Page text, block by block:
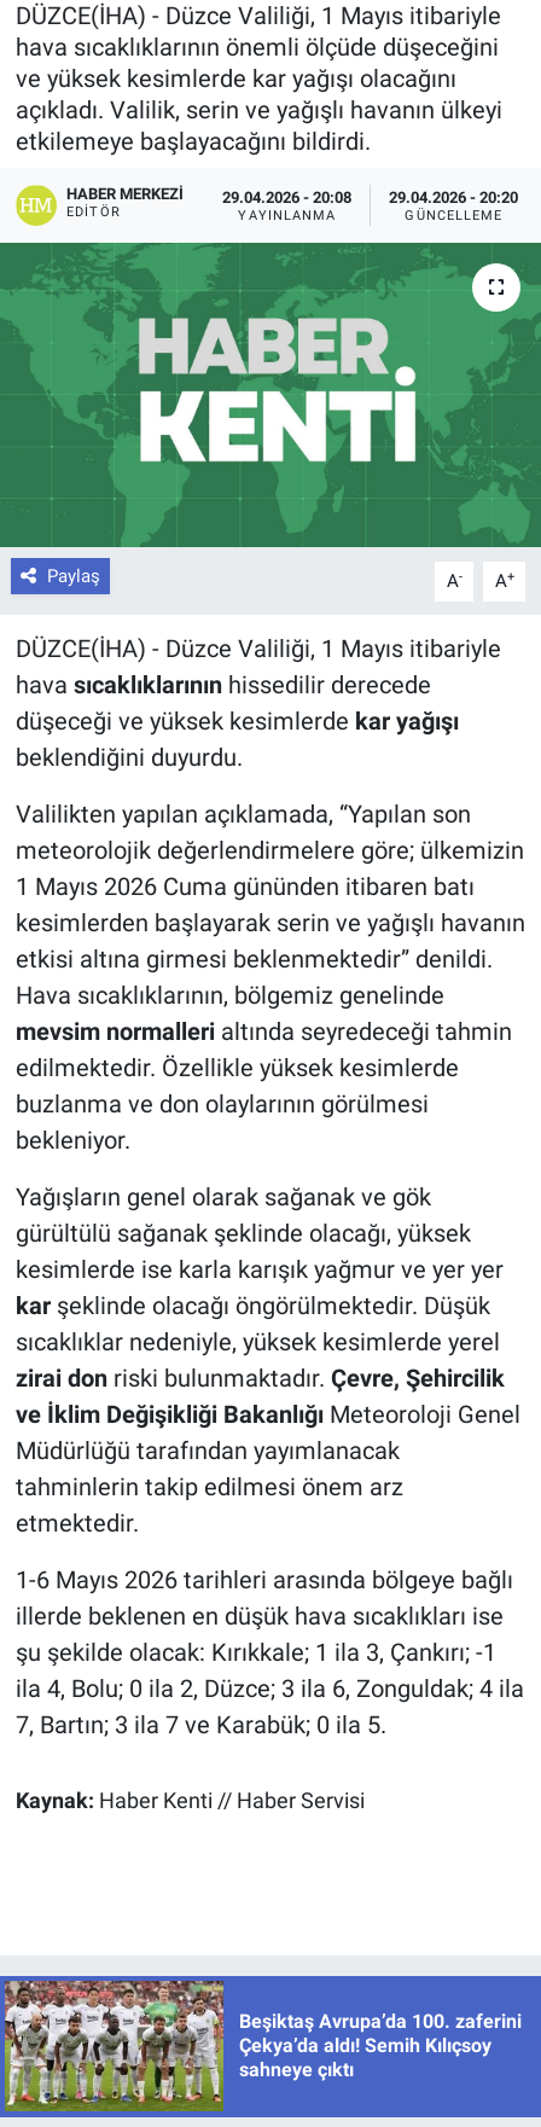
DÜZCE(İHA) - Düzce Valiliği, 1 Mayıs itibariyle
hava sıcaklıklarının önemli ölçüde düşeceğini
ve yüksek kesimlerde kar yağışı olacağını
açıkladı. Valilik, serin ve yağışlı havanın ülkeyi
etkilemeye başlayacağını bildirdi.
HABER MERKEZI
EDITÖR
29.04.2026 - 20:08
YAYINLANMA
29.04.2026 - 20:20
GÜNCELLEME
Paylaş A- A+
DÜZCE(İHA) - Düzce Valiliği, 1 Mayıs itibariyle
hava sıcaklıklarınınhissedilir derecede
düşeceği ve yüksek kesimlerde kar yağışı
beklendiğini duyurdu.
Valilikten yapılan açıklamada, “Yapılan son
meteorolojik değerlendirmelere göre; ülkemizin
1 Mayıs 2026 Cuma gününden itibaren batı
kesimlerden başlayarak serin ve yağışlı havanın
etkisi altına girmesi beklenmektedir” denildi.
Hava sıcaklıklarının, bölgemiz genelinde
mevsim normallerialtında seyredeceği tahmin
edilmektedir. Özellikle yüksek kesimlerde
buzlanma ve don olaylarının görülmesi
bekleniyor.
Yağışların genel olarak sağanak ve gök
gürültülü sağanak şeklinde olacağı, yüksek
kesimlerde ise karla karışık yağmur ve yer yer
karşeklinde olacağı öngörülmektedir. Düşük
sıcaklıklar nedeniyle, yüksek kesimlerde yerel
zirai donriski bulunmaktadır. Çevre, Şehircilik
ve İklim Değişikliği BakanlığıMeteoroloji Genel
Müdürlüğü tarafından yayımlanacak
tahminlerin takip edilmesi önem arz
etmektedir.
1-6 Mayıs 2026 tarihleri arasında bölgeye bağlı
illerde beklenen en düşük hava sıcaklıkları ise
şu şekilde olacak: Kırıkkale; 1 ila 3, Çankırı; -1
ila 4, Bolu; 0 ila 2, Düzce; 3 ila 6, Zonguldak; 4 ila
7, Bartın; 3 ila 7 ve Karabük; 0 ila 5.
Kaynak: Haber Kenti // Haber Servisi
Beşiktaş Avrupa’da 100. zaferini
Çekya’da aldı! Semih Kılıçsoy
sahneye çıktı